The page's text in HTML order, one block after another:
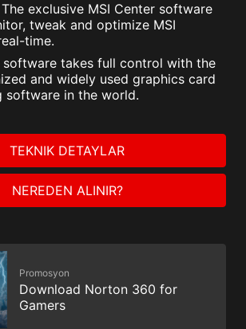
The exclusive MSI Center software
tweak and optimize MSI
time.
software takes full control with the
and widely used graphics card
software in the world.
TEKNIK DETAYLAR
NEREDEN ALINIR?
Promosyon
Download Norton 360 for
Gamers